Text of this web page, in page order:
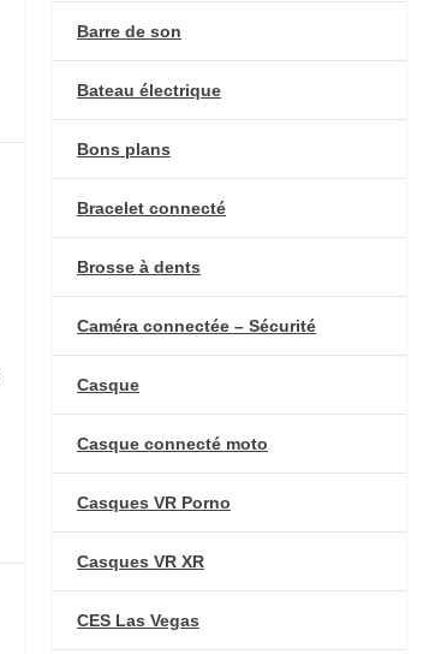
Barre de son
Bateau électrique
Bons plans
Bracelet connecté
Brosse à dents
Caméra connectée – Sécurité
Casque
Casque connecté moto
Casques VR Porno
Casques VR XR
CES Las Vegas